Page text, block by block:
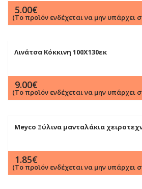
5.00€
(Το προϊόν ενδέχεται να μην υπάρχει
Λινάτσα Κόκκινη 100Χ130εκ
9.00€
(Το προϊόν ενδέχεται να μην υπάρχει
Meyco Ξύλινα μανταλάκια
1.85€
(Το προϊόν ενδέχεται να μην υπάρχει